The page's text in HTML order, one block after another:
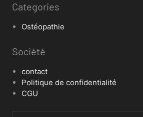
Categories
Ostéopathie
Société
contact
Politique de confidentialité
CGU